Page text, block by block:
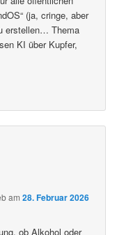
(ja, cringe, aber
erstellen… Thema
KI über Kupfer,
am28. Februar 2026
ob Alkohol oder